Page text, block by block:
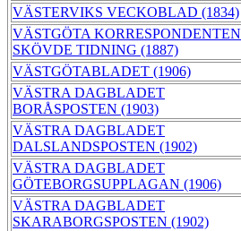
VÄSTERVIKS VECKOBLAD (1834)
VÄSTGÖTA KORRESPONDENTEN
SKÖVDE TIDNING (1887)
VÄSTGÖTABLADET (1906)
VÄSTRA DAGBLADET
BORÅSPOSTEN (1903)
VÄSTRA DAGBLADET
DALSLANDSPOSTEN (1902)
VÄSTRA DAGBLADET
GÖTEBORGSUPPLAGAN (1906)
VÄSTRA DAGBLADET
SKARABORGSPOSTEN (1902)